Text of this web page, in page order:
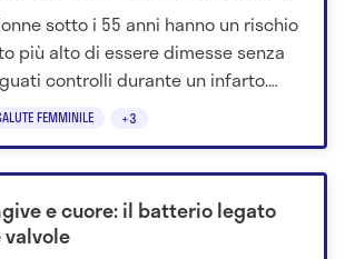
FEMMINILE +3
senza i giusti controlli
sotto i 55 anni hanno un rischio
più alto di essere dimesse senza
controlli durante un infarto.
perché i sintomi vengono ancora
e cuore: il batterio legato